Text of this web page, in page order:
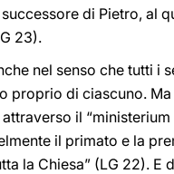
di Pietro, al
23).
nel senso che tutti i
proprio di ciascuno.
il
il primato e la
la Chiesa” (LG 22). E